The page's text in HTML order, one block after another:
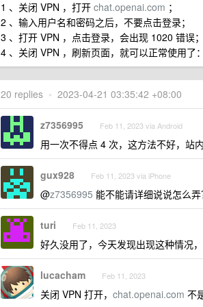
1 、关闭 VPN ，打开 chat.openai.com ；
2 、输入用户名和密码之后，不要点击登录；
3 、打开 VPN ，点击登录，会出现 1020 错误
4 、关闭 VPN ，刷新页面，就可以正常使用了
20 replies • 2023-04-21 03:35:42 +08:00
z7356995 Feb 11, 2023 via Android
用一次不得点 4 次，这方法不好，站
gux928 Feb 11, 2023 via iPhone
@z7356995 能不能请详细说说怎么
turi Feb 11, 2023
好久没用了，今天发现出现这种情况
lucacham Feb 11, 2023
关闭 VPN 打开， chat.openai.com 不